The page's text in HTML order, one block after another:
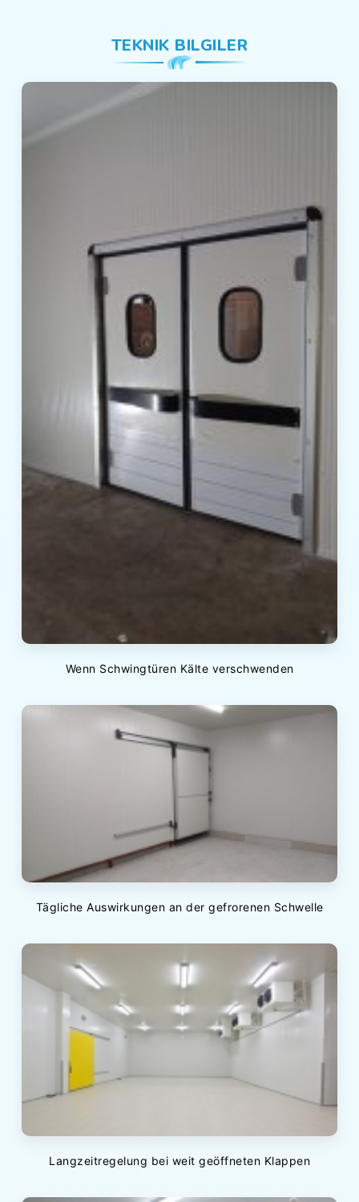
TEKNIK BILGILER
Wenn Schwingtüren Kälte verschwenden
Tägliche Auswirkungen an der gefrorenen Schwelle
Langzeitregelung bei weit geöffneten Klappen